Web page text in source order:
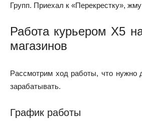
Групп. Приехал к «Перекрестку»,
Работа курьером X5
магазинов
Рассмотрим ход работы, что нужно
зарабатывать.
График работы